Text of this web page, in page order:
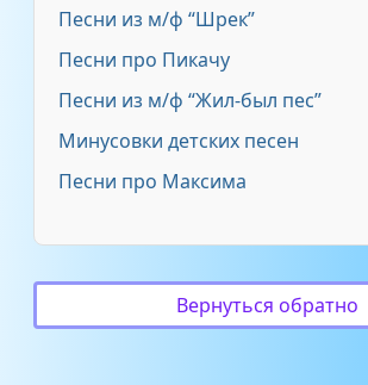
Mixon Channel - БЕНДИ И
ЧЕРНИЛЬНАЯ МАШИНА
ПЕСНЯ НА АНГЛИЙСКОМ
Oxygen1um - _Composer
Struggles_ rus
TryHardNinja - Песня Ангела
и чернильная машина SONG]
Песни из м/ф “Шрек”
Песни про Пикачу
Песни из м/ф “Жил-был пес”
Минусовки детских песен
Песни про Максима
Вернуться обратно